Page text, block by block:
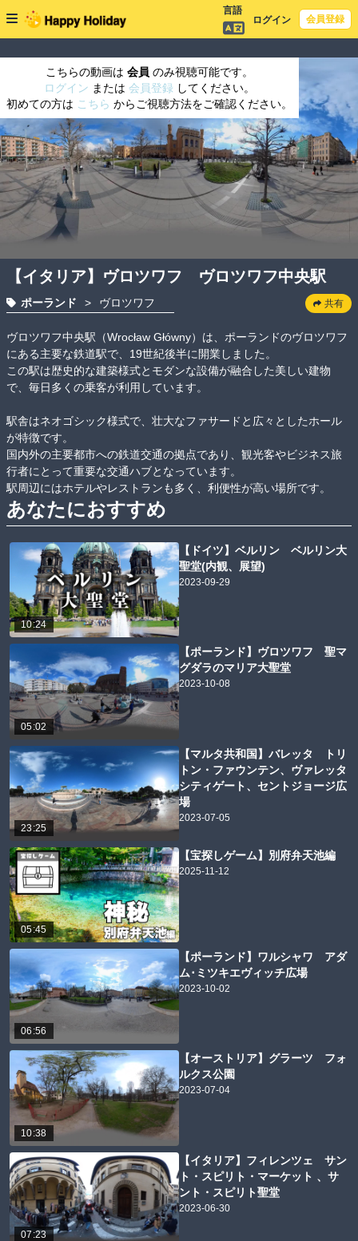
言語
ログイン
会員登録
こちらの動画は 会員 のみ視聴可能です。
ログイン または 会員登録 してください。
初めての方は こちら からご視聴方法をご確認ください。
【イタリア】ヴロツワフ ヴロツワフ中央駅
ポーランド > ヴロツワフ 共有
ヴロツワフ中央駅（Wrocław Główny）は、ポーランドのヴロツワフ
にある主要な鉄道駅で、19世紀後半に開業しました。
この駅は歴史的な建築様式とモダンな設備が融合した美しい建物
で、毎日多くの乗客が利用しています。
駅舎はネオゴシック様式で、壮大なファサードと広々としたホール
が特徴です。
国内外の主要都市への鉄道交通の拠点であり、観光客やビジネス旅
行者にとって重要な交通ハブとなっています。
駅周辺にはホテルやレストランも多く、利便性が高い場所です。
あなたにおすすめ
10:24
【ドイツ】ベルリン ベルリン大
聖堂(内観、展望)
2023-09-29
05:02
【ポーランド】ヴロツワフ 聖マ
グダラのマリア大聖堂
2023-10-08
23:25
【マルタ共和国】バレッタ トリ
トン・ファウンテン、ヴァレッタ
シティゲート、セントジョージ広
場
2023-07-05
05:45
【宝探しゲーム】別府弁天池編
2025-11-12
06:56
【ポーランド】ワルシャワ アダ
ム･ミツキエヴィッチ広場
2023-10-02
10:38
【オーストリア】グラーツ フォ
ルクス公園
2023-07-04
07:23
【イタリア】フィレンツェ サン
ト・スピリト・マーケット 、サ
ント・スピリト聖堂
2023-06-30